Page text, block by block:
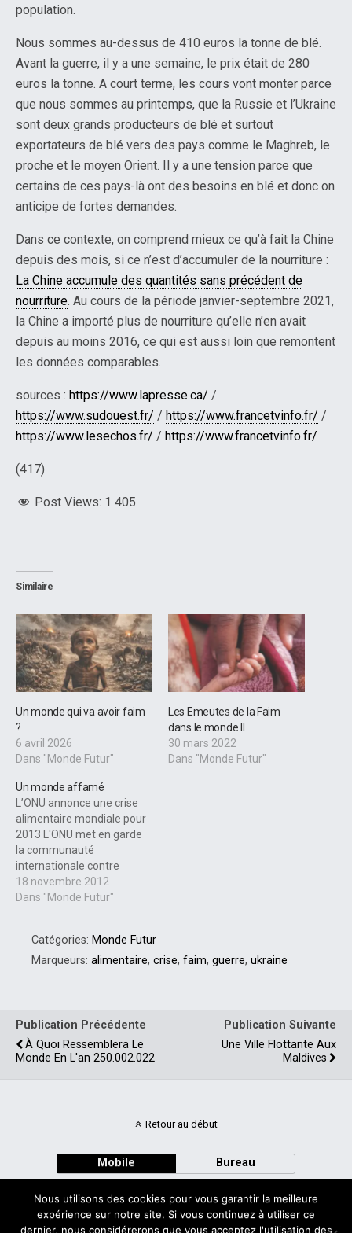
population.
Nous sommes au-dessus de 410 euros la tonne de blé.
Avant la guerre, il y a une semaine, le prix était de 280
euros la tonne. A court terme, les cours vont monter parce
que nous sommes au printemps, que la Russie et l’Ukraine
sont deux grands producteurs de blé et surtout
exportateurs de blé vers des pays comme le Maghreb, le
proche et le moyen Orient. Il y a une tension parce que
certains de ces pays-là ont des besoins en blé et donc on
anticipe de fortes demandes.
Dans ce contexte, on comprend mieux ce qu’à fait la Chine
depuis des mois, si ce n’est d’accumuler de la nourriture :
La Chine accumule des quantités sans précédent de
nourriture. Au cours de la période janvier-septembre 2021,
la Chine a importé plus de nourriture qu’elle n’en avait
depuis au moins 2016, ce qui est aussi loin que remontent
les données comparables.
sources : https://www.lapresse.ca/ /
https://www.sudouest.fr/ / https://www.francetvinfo.fr/ /
https://www.lesechos.fr/ / https://www.francetvinfo.fr/
(417)
Post Views: 1 405
Similaire
Un monde qui va avoir faim
?
6 avril 2026
Dans "Monde Futur"
Les Emeutes de la Faim
dans le monde II
30 mars 2022
Dans "Monde Futur"
Un monde affamé
L’ONU annonce une crise
alimentaire mondiale pour
2013 L'ONU met en garde
la communauté
internationale contre
l'imminence d'une crise
alimentaire globale pour
The Guardian est le
premier quotidien
indice incontournable,
celui…
18 novembre 2012
Dans "Monde Futur"
Catégories: Monde Futur
Marqueurs: alimentaire, crise, faim, guerre, ukraine
Publication Précédente
À Quoi Ressemblera Le
Monde En L'an 250.002.022
Publication Suivante
Une Ville Flottante Aux
Maldives
Retour au début
Mobile Bureau
Nous utilisons des cookies pour vous garantir la meilleure
expérience sur notre site. Si vous continuez à utiliser ce
dernier, nous considérerons que vous acceptez l'utilisation des